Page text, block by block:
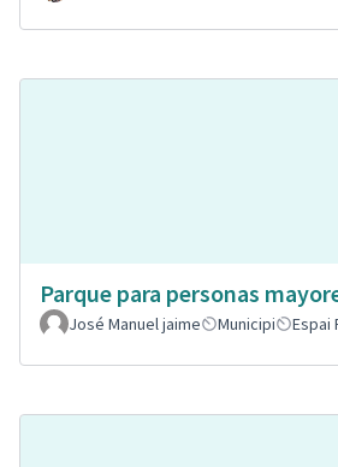
Parque para personas
José Manuel jaime
Municipi Espai